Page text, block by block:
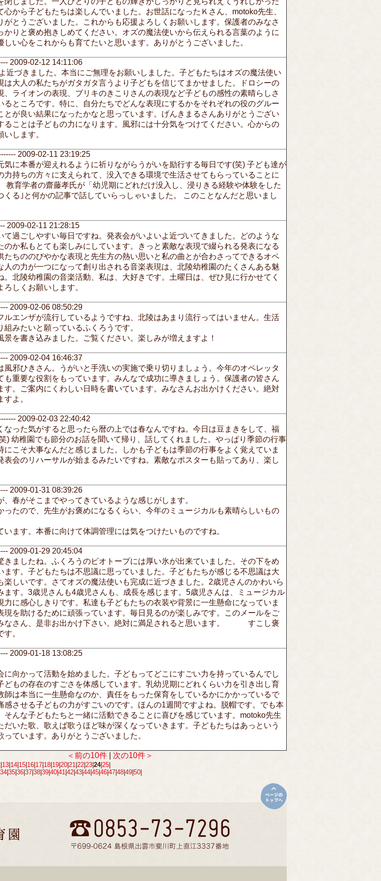
心から子どもたちは楽しんでいました。お世話になったＫさん、motoko先生、
がとうございました。これからも応援よろしくお願いします。保護者のみなさ
かりと褒め抱きしめてください。オズの魔法使いから伝えられる言葉のように
しい心をこれからも育てたいと思います。ありがとうございました。
2009-02-12 14:11:06
近づきました。本当にご無理をお願いしました。子どもたちはオズの魔法使い
は大人の私たちがガタガタ言うより子どもを信じてまかせました。ドロシーの
、ライオンの表現、ブリキのきこりさんの表現など子どもの感性の素晴らしさ
るところです。特に、自分たちでどんな表現にするかをそれぞれの役のグルー
とが良い結果になったかなと思っています。げんきまるさんありがとうござい
ることは子どもの力になります。風邪には十分気をつけてください。心からの
します。
2009-02-11 23:19:25
気に本番が迎えれるように祈りながらうがいを励行する毎日です(笑) 子ども達が
力持ちの方々に支えられて、没入できる環境で生活させてもらっていることに
教育学者の齋藤孝氏が「幼児期にどれだけ没入し、浸りきる経験や体験をした
くる｣と何かの記事で話していらっしゃいました。 このことなんだと思いまし
2009-02-11 21:28:15
て過ごしやすい毎日ですね。発表会がいよいよ近づいてきました。どのような
のか私もとても楽しみにしています。きっと素敵な表現で綴られる発表になる
たちののびやかな表現と先生方の熱い思いと私の曲とが合わさってできるオペ
の力が一つになって創り出される音楽表現は、北陵幼稚園のたくさんある魅
。北陵幼稚園の音楽活動、私は、大好きです。土曜日は、ぜひ見に行かせてく
しくお願いします。
2009-02-06 08:50:29
ルエンザが流行しているようですね、北陵はあまり流行ってはいません。生活
組みたいと願っているふくろうです。
景を書き込みました。ご覧ください。楽しみが増えますよ！
2009-02-04 16:46:37
風邪ひきさん。うがいと手洗いの実施で乗り切りましょう。今年のオペレッタ
も重要な役割をもっています。みんなで成功に導きましょう。保護者の皆さん
す。ご案内にくわしい日時を書いています。みなさんお出かけください。絶対
よ。
2009-02-03 22:40:42
なった気がすると思ったら暦の上では春なんですね。今日は豆まきをして、福
) 幼稚園でも節分のお話を聞いて帰り、話してくれました。やっぱり季節の行事
にこそ大事なんだと感じました。しかも子どもは季節の行事をよく覚えていま
表会のリハーサルが始まるみたいですね。素敵なポスターも貼ってあり、楽し
2009-01-31 08:39:26
、春がそこまでやってきているような感じがします。
ったので、先生がお褒めになるくらい、今年のミュージカルも素晴らしいもの
います。本番に向けて体調管理には気をつけたいものですね。
2009-01-29 20:45:04
きましたね。ふくろうのビオトープには厚い氷が出来ていました。その下をめ
ます。子どもたちは不思議に思っていました。子どもたちが感じる不思議は大
楽しいです。さてオズの魔法使いも完成に近づきました。2歳児さんのかわいら
ます。3歳児さんも4歳児さんも、成長を感じます。5歳児さんは、ミュージカル
力に感心しきりです。私達も子どもたちの衣装や背景に一生懸命になっていま
現を助けるために頑張っています。毎日見るのが楽しみです。このメールをご
なさん、是非お出かけ下さい。絶対に満足されると思います。 すこし褒
。
2009-01-18 13:08:25
に向かって活動を始めました。子どもってどこにすごい力を持っているんでし
どもの存在のすごさを体感しています。乳幼児期にどれくらい力を引き出し育
師は本当に一生懸命なのか、責任をもった保育をしているかにかかっているで
感させる子どもの力がすごいのです。ほんの1週間ですよね。脱帽です。でも本
そんな子どもたちと一緒に活動できることに喜びを感じています。motoko先生
だいた歌、歌えば歌うほど味が深くなっていきます。子どもたちはあっという
っています。ありがとうございました。
＜前の10件 次の10件＞
13 14 15 16 17 18 19 20 21 22 23 24|25
34 35 36 37 38 39 40 41 42 43 44 45 46 47 48 49 50